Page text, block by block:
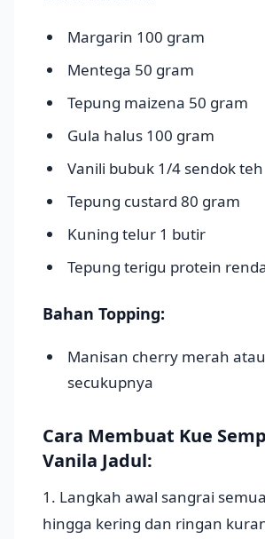
Margarin 100 gram
Mentega 50 gram
Tepung maizena 50 gram
Gula halus 100 gram
Vanili bubuk 1/4 sendok teh
Tepung custard 80 gram
Kuning telur 1 butir
Tepung terigu protein
Bahan Topping:
Manisan cherry merah
secukupnya
Cara Membuat Kue
Vanila Jadul:
1. Langkah awal sangrai
hingga kering dan ringan